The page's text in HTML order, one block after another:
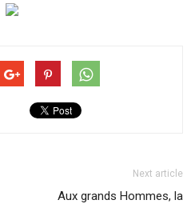
Next article
Aux grands Hommes, la